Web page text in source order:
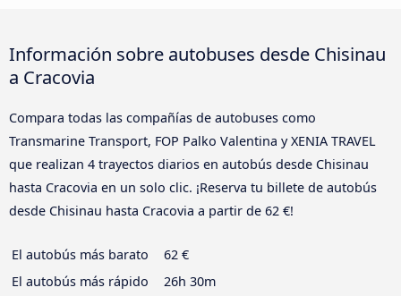
Información sobre autobuses desde Chisinau
a Cracovia
Compara todas las compañías de autobuses como
Transmarine Transport, FOP Palko Valentina y XENIA TRAVEL
que realizan 4 trayectos diarios en autobús desde Chisinau
hasta Cracovia en un solo clic. ¡Reserva tu billete de autobús
desde Chisinau hasta Cracovia a partir de 62 €!
El autobús más barato
62 €
El autobús más rápido
26h 30m